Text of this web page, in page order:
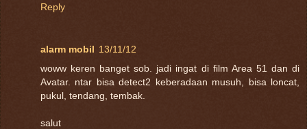
Reply
alarm mobil 13/11/12
woww keren banget sob. jadi ingat di film Area 51 dan di
Avatar. ntar bisa detect2 keberadaan musuh, bisa loncat,
pukul, tendang, tembak.
salut